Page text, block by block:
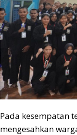
Pada kesempatan
mengesahkan